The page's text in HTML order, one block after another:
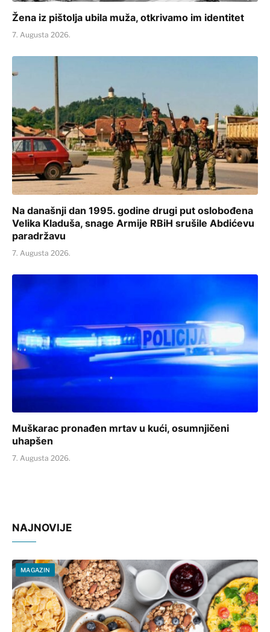
Žena iz pištolja ubila muža, otkrivamo im identitet
7. Augusta 2026.
Na današnji dan 1995. godine drugi put oslobođena
Velika Kladuša, snage Armije RBiH srušile Abdićevu
paradržavu
7. Augusta 2026.
Muškarac pronađen mrtav u kući, osumnjičeni
uhapšen
7. Augusta 2026.
NAJNOVIJE
MAGAZIN